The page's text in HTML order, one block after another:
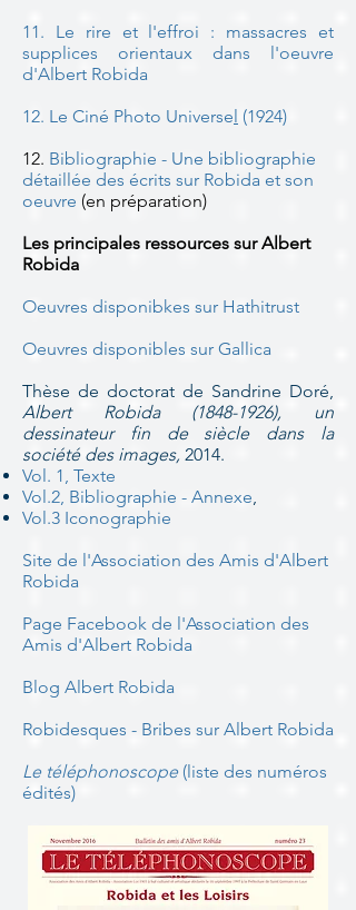
11. Le rire et l'effroi : massacres et
supplices orientaux dans l'oeuvre
d'Albert Robida
12. Le Ciné Photo Universel (1924)
12. Bibliographie - Une bibliographie
détaillée des écrits sur Robida et son
oeuvre (en préparation)
Les principales ressources sur Albert
Robida
Oeuvres disponibkes sur Hathitrust
Oeuvres disponibles sur Gallica
Thèse de doctorat de Sandrine Doré,
Albert Robida (1848-1926), un
dessinateur fin de siècle dans la
société des images, 2014.
Vol. 1, Texte
Vol.2, Bibliographie - Annexe,
Vol.3 Iconographie
Site de l'Association des Amis d'Albert
Robida
Page Facebook de l'Association des
Amis d'Albert Robida
Blog Albert Robida
Robidesques - Bribes sur Albert Robida
Le téléphonoscope (liste des numéros
édités)